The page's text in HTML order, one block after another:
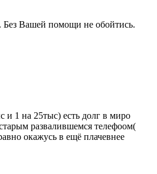
Без Вашей помощи не обойтись.
и 1 на 25тыс) есть долг в миро
развалившемся телефоом(
окажусь в ещё плачевнее